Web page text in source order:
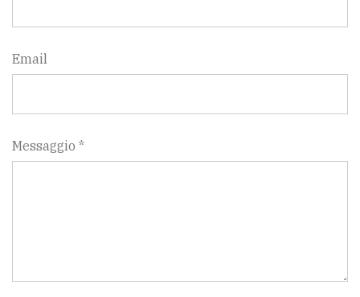
Email
Messaggio *